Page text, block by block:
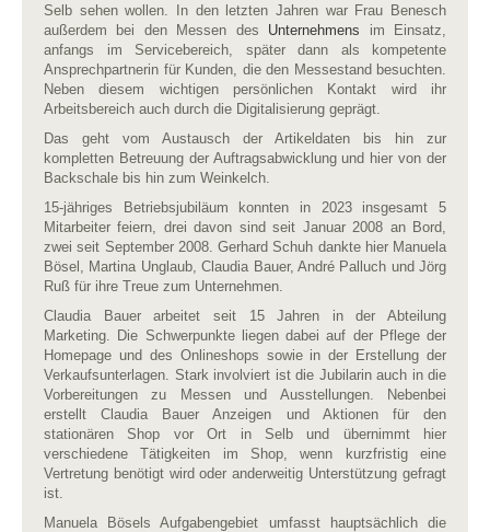
Selb sehen wollen. In den letzten Jahren war Frau Benesch
außerdem bei den Messen des Unternehmens im Einsatz,
anfangs im Servicebereich, später dann als kompetente
Ansprechpartnerin für Kunden, die den Messestand besuchten.
Neben diesem wichtigen persönlichen Kontakt wird ihr
Arbeitsbereich auch durch die Digitalisierung geprägt.
Das geht vom Austausch der Artikeldaten bis hin zur
kompletten Betreuung der Auftragsabwicklung und hier von der
Backschale bis hin zum Weinkelch.
15-jähriges Betriebsjubiläum konnten in 2023 insgesamt 5
Mitarbeiter feiern, drei davon sind seit Januar 2008 an Bord,
zwei seit September 2008. Gerhard Schuh dankte hier Manuela
Bösel, Martina Unglaub, Claudia Bauer, André Palluch und Jörg
Ruß für ihre Treue zum Unternehmen.
Claudia Bauer arbeitet seit 15 Jahren in der Abteilung
Marketing. Die Schwerpunkte liegen dabei auf der Pflege der
Homepage und des Onlineshops sowie in der Erstellung der
Verkaufsunterlagen. Stark involviert ist die Jubilarin auch in die
Vorbereitungen zu Messen und Ausstellungen. Nebenbei
erstellt Claudia Bauer Anzeigen und Aktionen für den
stationären Shop vor Ort in Selb und übernimmt hier
verschiedene Tätigkeiten im Shop, wenn kurzfristig eine
Vertretung benötigt wird oder anderweitig Unterstützung gefragt
ist.
Manuela Bösels Aufgabengebiet umfasst hauptsächlich die